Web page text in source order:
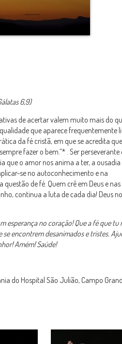
6,9)
de acertar valem muito mais do
que aparece frequentemente
da fé cristã, em que se acredita
fazer o bem.”* . Ser perseverante
que o amor nos anima a ter, a ousadia
se no autoconhecimento e na
de fé. Quem crê em Deus e nas
continua a luta de cada dia! Deus
esperança no coração! Que a fé que tu
se encontrem desanimados e tristes.
Amém! Saúde!
do Hospital São Julião, Campo